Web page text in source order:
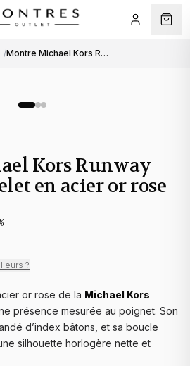
/ Montre Michael Kors Runway MK5913 Bracelet en acier or rose
Kors Runway
en acier or rose
?
or rose de la Michael Kors
présence mesurée au poignet. Son
d’index bâtons, et sa boucle
silhouette horlogère nette et